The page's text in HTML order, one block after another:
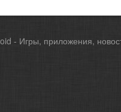
- Игры, приложения,